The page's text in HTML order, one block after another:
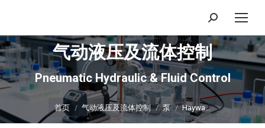
搜
索：
气动液压及流体控制
Pneumatic Hydraulic & Fluid Control
你在这里：
首页 气动液压及流体控制 泵 Haywa…